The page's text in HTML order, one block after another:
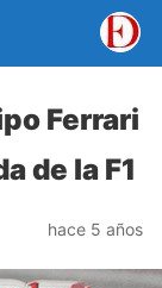
Ferrari
de la F1
hace 5 años